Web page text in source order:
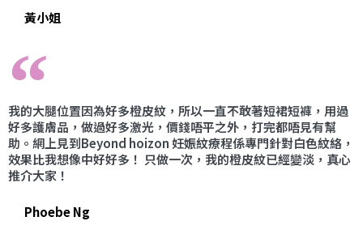
黃小姐
我的大腿位置因為好多橙皮紋，所以一直不敢著短裙短褲，用過
好多護膚品，做過好多激光，價錢唔平之外，打完都唔見有幫
助。網上見到Beyond hoizon 妊娠紋療程係專門針對白色紋絡，
效果比我想像中好好多！ 只做一次，我的橙皮紋已經變淡，真心
推介大家！
Phoebe Ng